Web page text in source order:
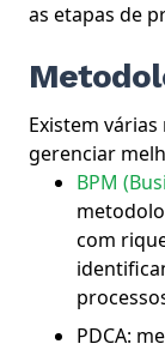
as etapas de
Existem
gerenciar
BPM
com
PDCA: